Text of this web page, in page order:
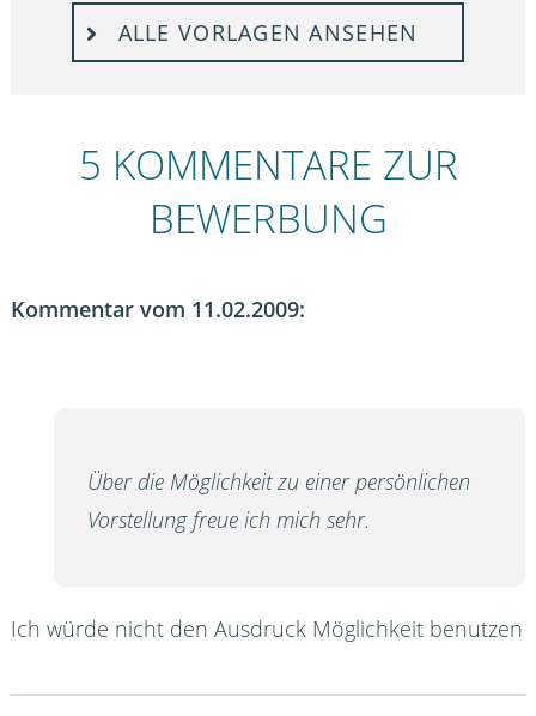
ALLE VORLAGEN ANSEHEN
5 KOMMENTARE ZUR
BEWERBUNG
Kommentar vom 11.02.2009:
Über die Möglichkeit zu einer persönlichen
Vorstellung freue ich mich sehr.
Ich würde nicht den Ausdruck Möglichkeit benutzen